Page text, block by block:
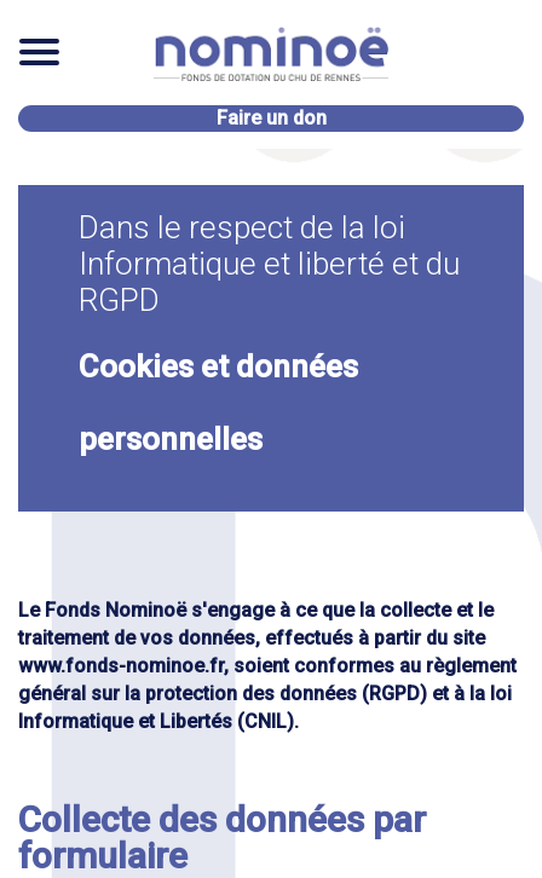
Faire un don
Dans le respect de la loi
Informatique et liberté et du
RGPD
Cookies et données
personnelles
Le Fonds Nominoë s'engage à ce que la collecte et le
traitement de vos données, effectués à partir du site
www.fonds-nominoe.fr, soient conformes au règlement
général sur la protection des données (RGPD) et à la loi
Informatique et Libertés (CNIL).
Collecte des données par
formulaire